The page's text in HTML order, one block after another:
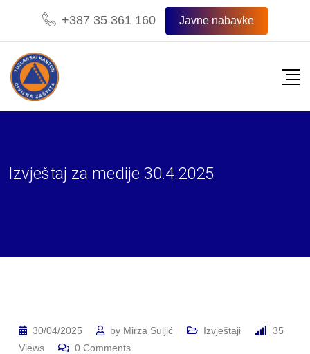
content
+387 35 361 160 Javne nabavke
Izvještaj za medije 30.4.2025
30/04/2025 by Mirza Suljić Izvještaji
35
Views
0 Comments